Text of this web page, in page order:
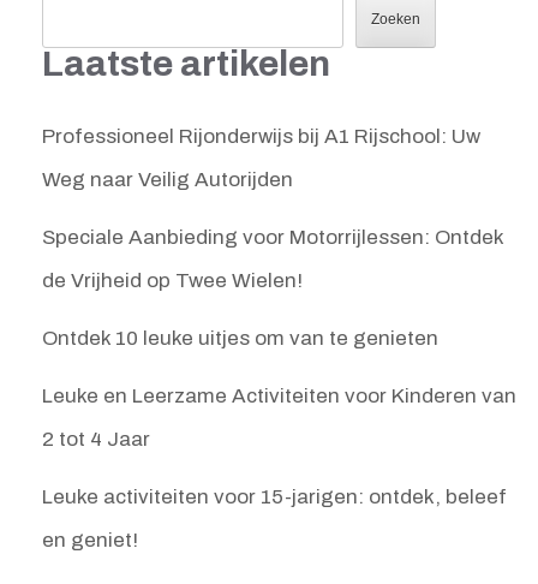
Zoeken
Laatste artikelen
Professioneel Rijonderwijs bij A1 Rijschool: Uw
Weg naar Veilig Autorijden
Speciale Aanbieding voor Motorrijlessen: Ontdek
de Vrijheid op Twee Wielen!
Ontdek 10 leuke uitjes om van te genieten
Leuke en Leerzame Activiteiten voor Kinderen van
2 tot 4 Jaar
Leuke activiteiten voor 15-jarigen: ontdek, beleef
en geniet!